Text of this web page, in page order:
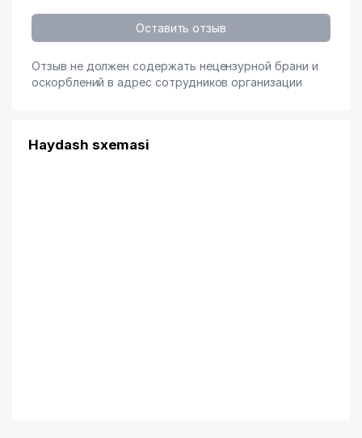
Оставить отзыв
Отзыв не должен содержать нецензурной брани и
оскорблений в адрес сотрудников организации
Haydash sxemasi